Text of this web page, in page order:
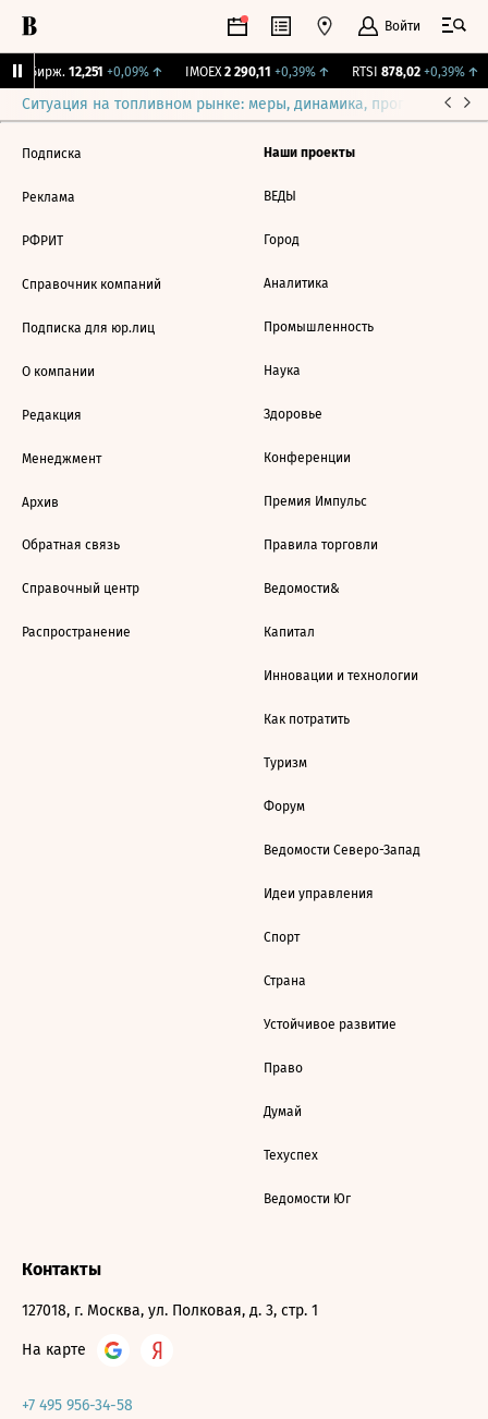
Войти
Бирж. 12,251 +0,09%↑ IMOEX 2 290,11 +0,39%↑ RTSI 878,02 +0,39%↑
Ситуация на топливном рынке: меры, динамика, прогнозы
Подписка
Реклама
РФРИТ
Справочник компаний
Подписка для юр.лиц
О компании
Редакция
Менеджмент
Архив
Обратная связь
Справочный центр
Распространение
Наши проекты
ВЕДЫ
Город
Аналитика
Промышленность
Наука
Здоровье
Конференции
Премия Импульс
Правила торговли
Ведомости&
Капитал
Инновации и технологии
Как потратить
Туризм
Форум
Ведомости Северо-Запад
Идеи управления
Спорт
Страна
Устойчивое развитие
Право
Думай
Техуспех
Ведомости Юг
Контакты
127018, г. Москва, ул. Полковая, д. 3, стр. 1
На карте
+7 495 956-34-58